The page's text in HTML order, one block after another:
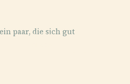
paar, die sich gut
PLACE